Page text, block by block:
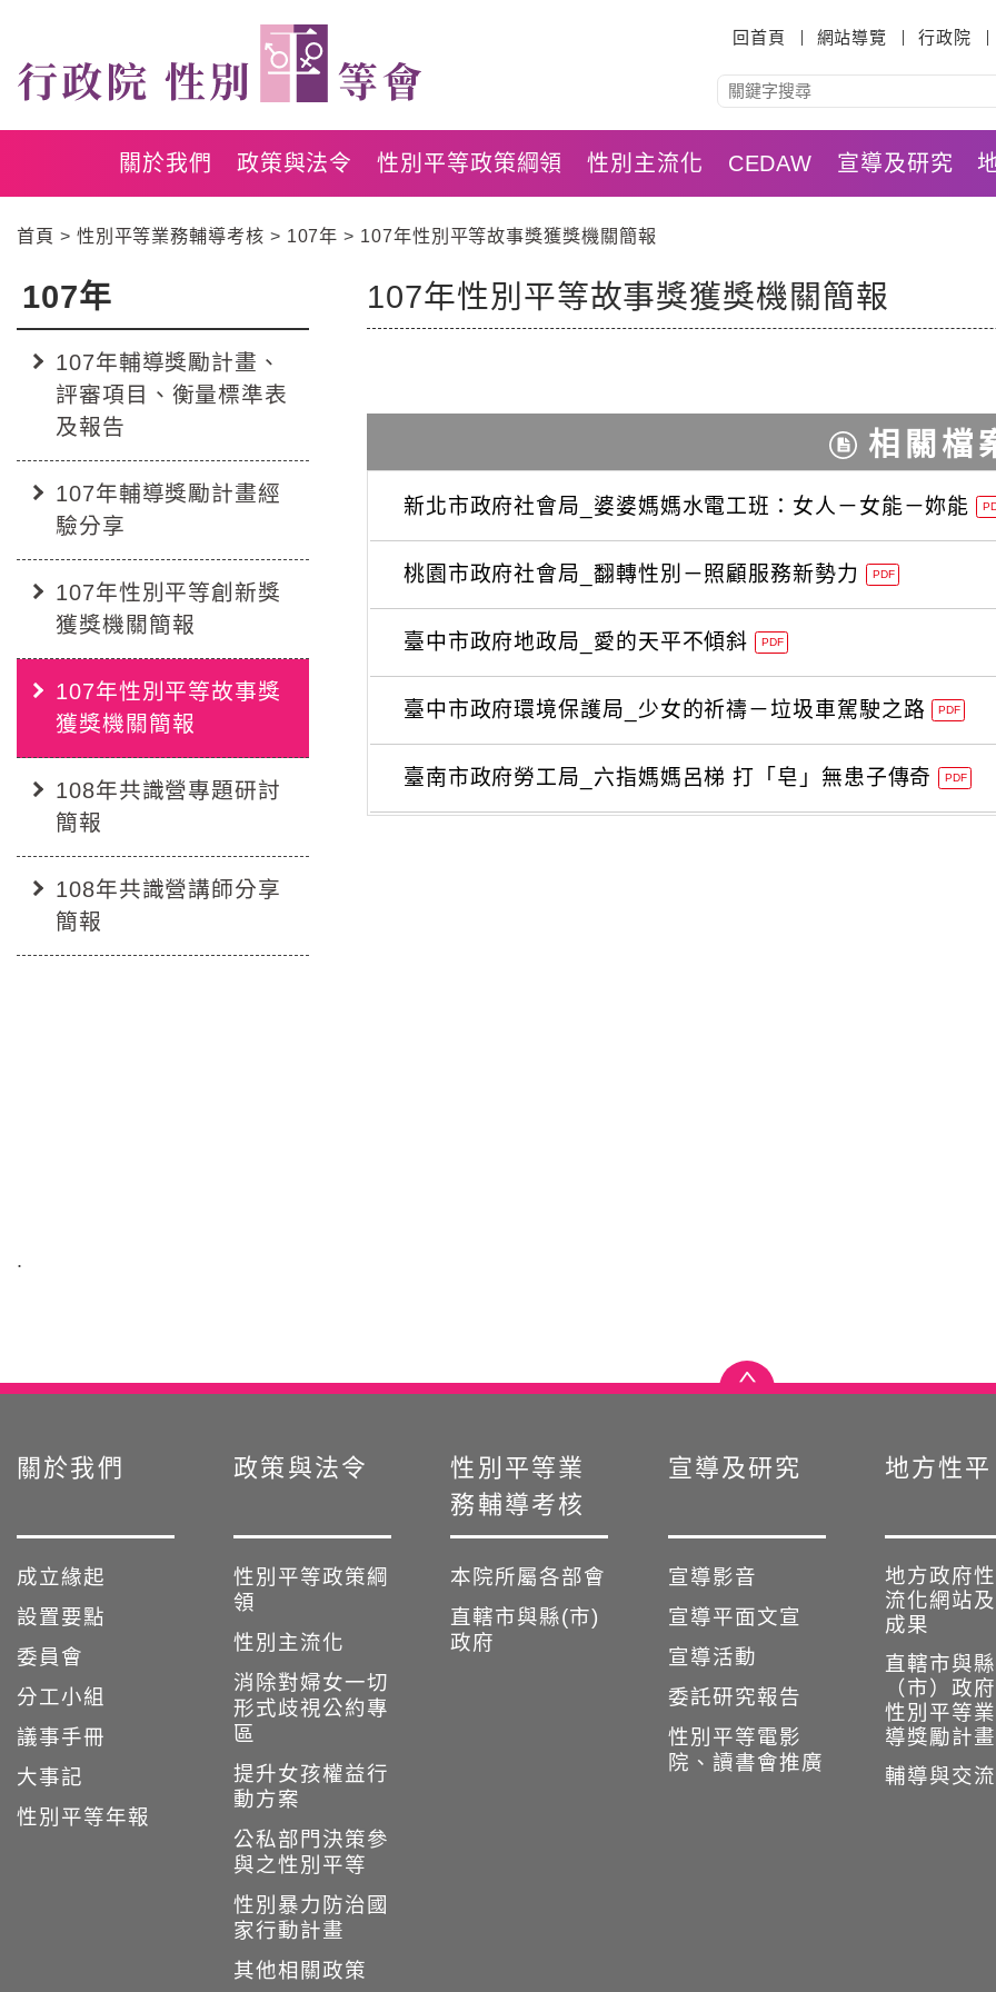
主
內
Go
Center
block
主
內
回首頁 網站導覽 行政院
關於我們 政策與法令 性別平等政策綱領 性別主流化 CEDAW 宣導及研究
首頁 性別平等業務輔導考核 107年 107年性別平等故事獎獲獎機關簡報
107年
107年輔導獎勵計畫、
評審項目、衡量標準表
及報告
107年輔導獎勵計畫經
驗分享
107年性別平等創新獎
獲獎機關簡報
107年性別平等故事獎
獲獎機關簡報
108年共識營專題研討
簡報
108年共識營講師分享
簡報
107年性別平等故事獎獲獎機關簡報
相關檔
新北市政府社會局_婆婆媽媽水電工班：女人－女能－妳能
桃園市政府社會局_翻轉性別－照顧服務新勢力 PDF
臺中市政府地政局_愛的天平不傾斜 PDF
臺中市政府環境保護局_少女的祈禱－垃圾車駕駛之路 PDF
臺南市政府勞工局_六指媽媽呂梯 打「皂」無患子傳奇 PDF
關於我們
成立緣起
設置要點
委員會
分工小組
議事手冊
大事記
性別平等年報
政策與法令
性別平等政策綱
領
性別主流化
消除對婦女一切
形式歧視公約專
區
提升女孩權益行
動方案
公私部門決策參
與之性別平等
性別暴力防治國
家行動計畫
其他相關政策
性別平等業
務輔導考核
本院所屬各部會
直轄市與縣(市)
政府
宣導及研究
宣導影音
宣導平面文宣
宣導活動
委託研究報告
性別平等電影
院、讀書會推廣
地方性平
地方政府
流化網站
成果
直轄市與縣
（市）政
性別平等
導獎勵計畫
輔導與交